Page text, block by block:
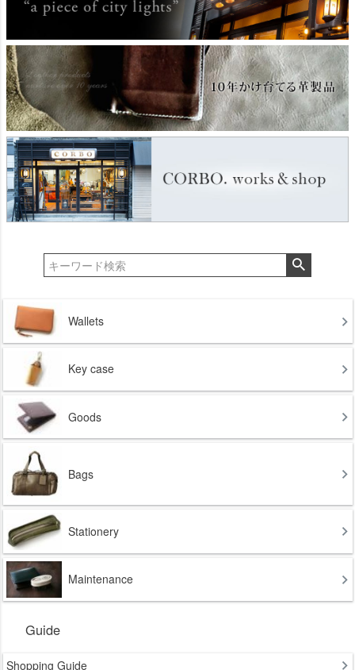
Wallets
Key case
Goods
Bags
Stationery
Maintenance
Guide
Shopping Guide